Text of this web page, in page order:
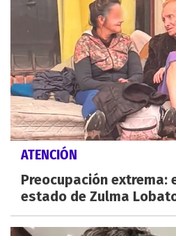
ATENCIÓN
Preocupación extrema:
estado de Zulma